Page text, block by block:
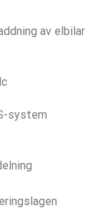
av elbilar
system